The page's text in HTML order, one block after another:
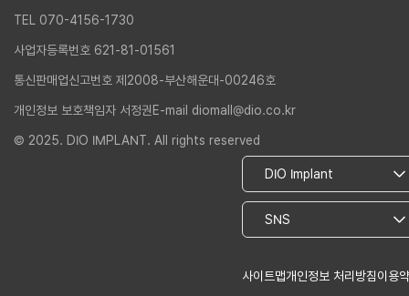
TEL 070-4156-1730
사업자등록번호 621-81-01561
통신판매업신고번호 제2008-부산해운대-00246호
개인정보 보호책임자 서정권 E-mail diomall@dio.co.kr
© 2025. DIO IMPLANT. All rights reserved
사이트맵개인정보 처리방침이용